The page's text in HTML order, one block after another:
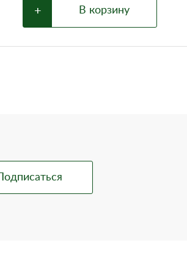
+ В корзину